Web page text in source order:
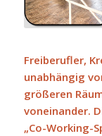
Freiberufler,
unabhängig
größeren
voneinander.
„Co-Working-